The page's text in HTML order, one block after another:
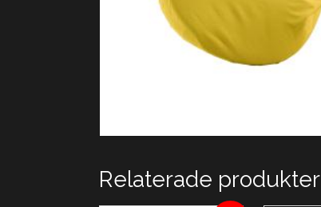
Relaterade produkter